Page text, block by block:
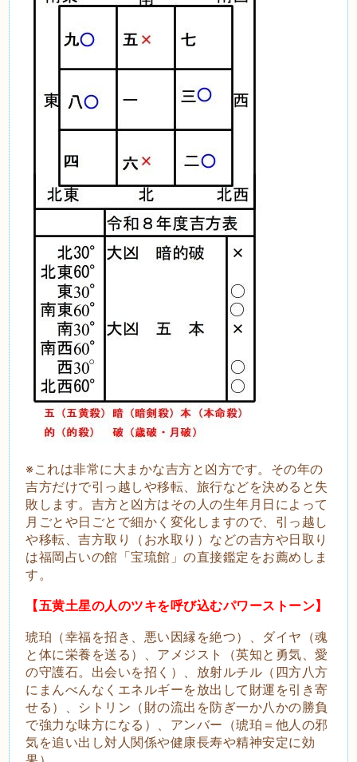
※これは非常に大まかな吉方と凶方です。その年の
吉方だけで引っ越しや移転、旅行などを決めると失
敗します。吉方と凶方はその人の生年月日によって
月ごとや日ごとで細かく変化しますので、引っ越し
や移転、吉方取り（お水取り）などの吉方や日取り
は福岡占いの館「宝琉館」の直接鑑定をお薦めしま
す。
【五黄土星の人のツキを呼び込むパワーストーン】
琥珀（幸福を招き、悪い因縁を絶つ）、ダイヤ（魂
と体に栄養を送る）、アメジスト（英知と勇気、愛
の守護石。出会いを招く）、放射ルチル（四方八方
にまんべんなくエネルギーを放出して財運を引き寄
せる）、シトリン（財の流出を防ぎ一か八かの勝負
で強力な味方になる）、アンバー（琥珀＝他人の邪
気を追い出し対人関係や健康長寿や精神安定に効